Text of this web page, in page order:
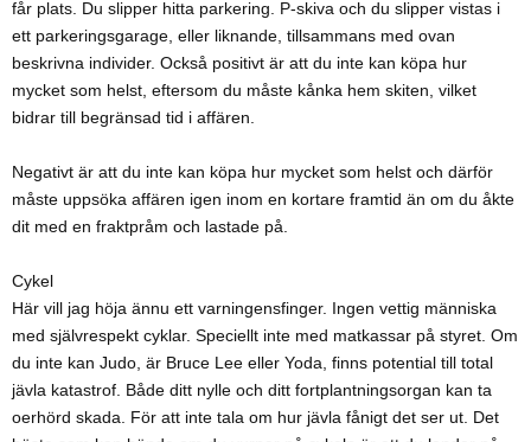
får plats. Du slipper hitta parkering. P-skiva och du slipper vistas i
ett parkeringsgarage, eller liknande, tillsammans med ovan
beskrivna individer. Också positivt är att du inte kan köpa hur
mycket som helst, eftersom du måste kånka hem skiten, vilket
bidrar till begränsad tid i affären.
Negativt är att du inte kan köpa hur mycket som helst och därför
måste uppsöka affären igen inom en kortare framtid än om du åkte
dit med en fraktpråm och lastade på.
Cykel
Här vill jag höja ännu ett varningensfinger. Ingen vettig människa
med självrespekt cyklar. Speciellt inte med matkassar på styret. Om
du inte kan Judo, är Bruce Lee eller Yoda, finns potential till total
jävla katastrof. Både ditt nylle och ditt fortplantningsorgan kan ta
oerhörd skada. För att inte tala om hur jävla fånigt det ser ut. Det